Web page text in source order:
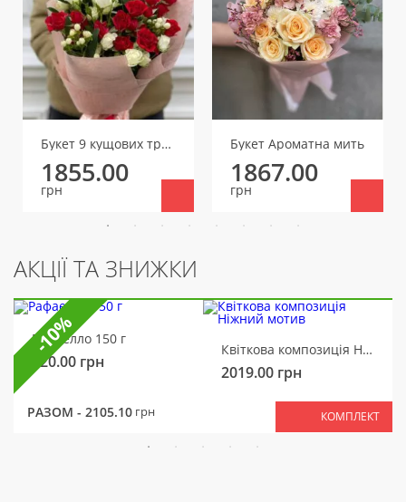
Букет 9 кущових троянд
1855.00
грн
Букет Ароматна мить
1867.00
грн
АКЦІЇ ТА ЗНИЖКИ
Рафаелло 150 г
320.00 грн
Квіткова композиція Ніжний мотив
2019.00 грн
РАЗОМ - 2105.10 грн КОМПЛЕКТ
-10%